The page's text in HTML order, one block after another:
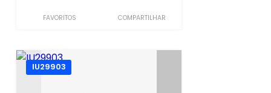
FAVORITOS COMPARTILHAR
IU29903